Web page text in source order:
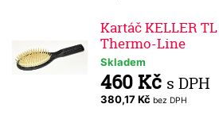
Kartáč KELLER
Thermo-Line
Skladem
460 Kč s DPH
380,17 Kč bez DPH